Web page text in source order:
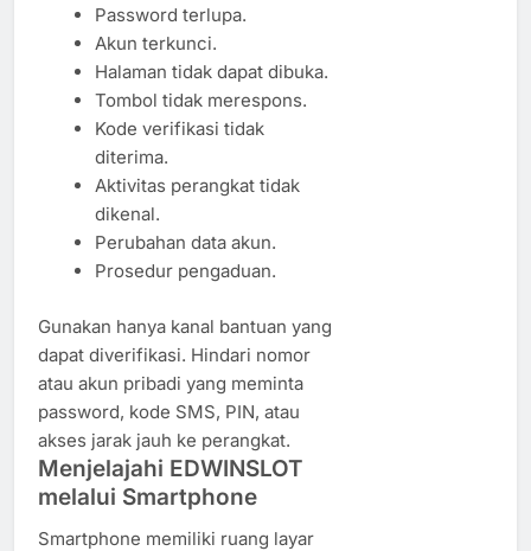
Password terlupa.
Akun terkunci.
Halaman tidak dapat dibuka.
Tombol tidak merespons.
Kode verifikasi tidak
diterima.
Aktivitas perangkat tidak
dikenal.
Perubahan data akun.
Prosedur pengaduan.
Gunakan hanya kanal bantuan yang
dapat diverifikasi. Hindari nomor
atau akun pribadi yang meminta
password, kode SMS, PIN, atau
akses jarak jauh ke perangkat.
Menjelajahi EDWINSLOT
melalui Smartphone
Smartphone memiliki ruang layar